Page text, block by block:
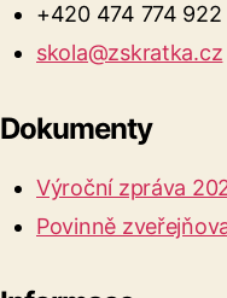
+420 474 774 922
skola@zskratka.cz
Dokumenty
Výroční zpráva
Povinně